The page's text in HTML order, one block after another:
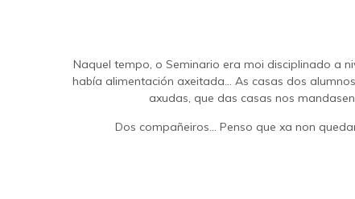
Naquel tempo, o Seminario era moi disciplinado a
había alimentación axeitada… As casas dos
axudas, que das casas nos
Dos compañeiros… Penso que xa non